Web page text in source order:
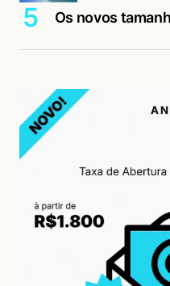
Os novos